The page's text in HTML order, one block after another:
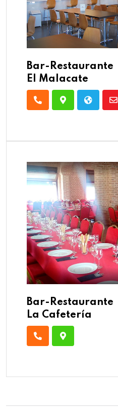
Bar-Restaurante
El Malacate
Bar-Restaurante
La Cafetería